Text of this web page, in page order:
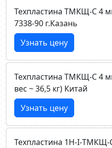
Техпластина ТМКЩ-C 4
7338-90 г.Казань
Узнать цену
Техпластина ТМКЩ-C 4
вес ~ 36,5 кг) Китай
Узнать цену
Техпластина 1Н-I-ТМКЩ-